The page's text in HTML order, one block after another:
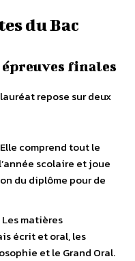
du Bac
finales
repose sur deux
Elle comprend tout le
scolaire et joue
du diplôme pour de
Les matières
écrit et oral, les
et le Grand Oral.